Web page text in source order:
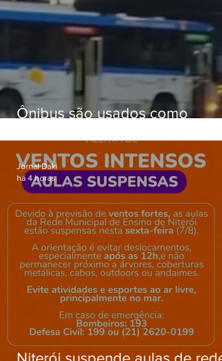
Ônibus são usados como
Gardênia Azul
Jornal Daki
há 4 horas